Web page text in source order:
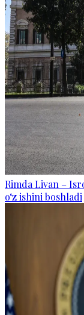
Rimda Livan –
o‘z ishini boshladi